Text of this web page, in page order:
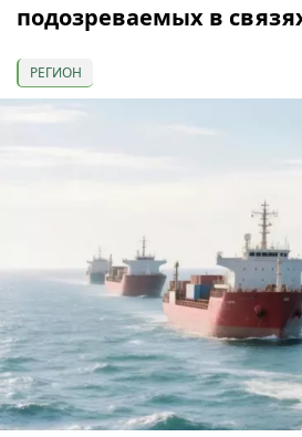
подозреваемых в
РЕГИОН